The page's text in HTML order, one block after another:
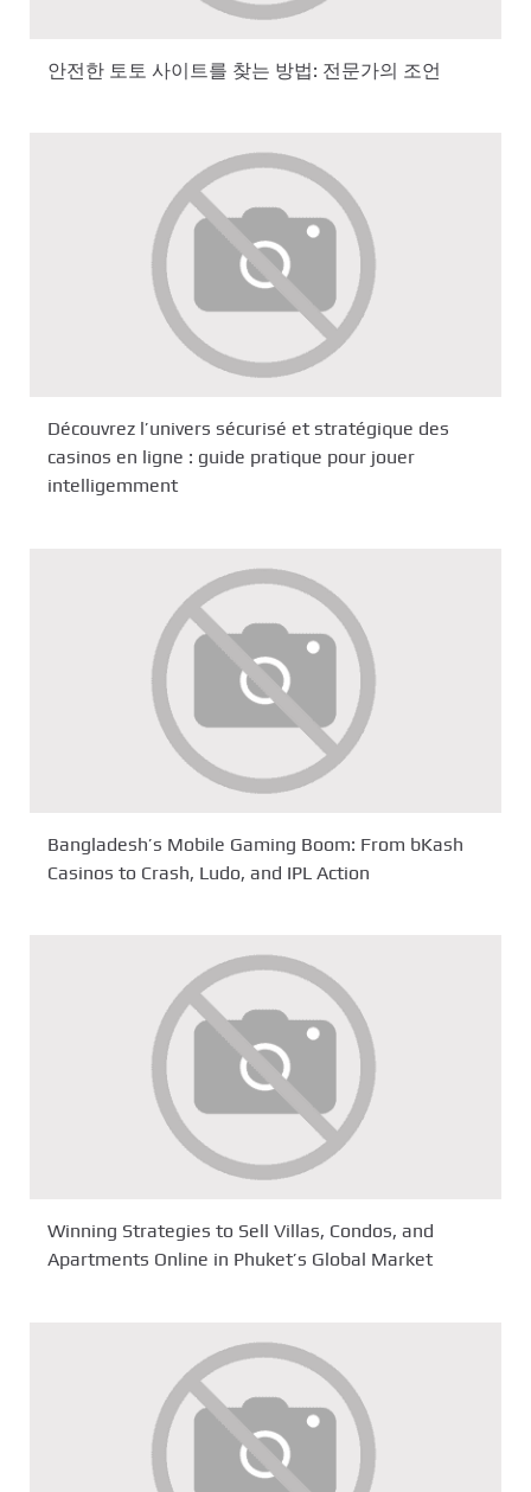
안전한 토토 사이트를 찾는 방법: 전문가의 조언
Découvrez l’univers sécurisé et stratégique des
casinos en ligne : guide pratique pour jouer
intelligemment
Bangladesh’s Mobile Gaming Boom: From bKash
Casinos to Crash, Ludo, and IPL Action
Winning Strategies to Sell Villas, Condos, and
Apartments Online in Phuket’s Global Market